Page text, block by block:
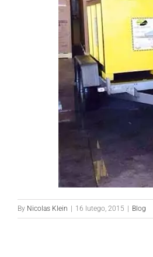
By Nicolas Klein 16 lutego, 2015 Blog